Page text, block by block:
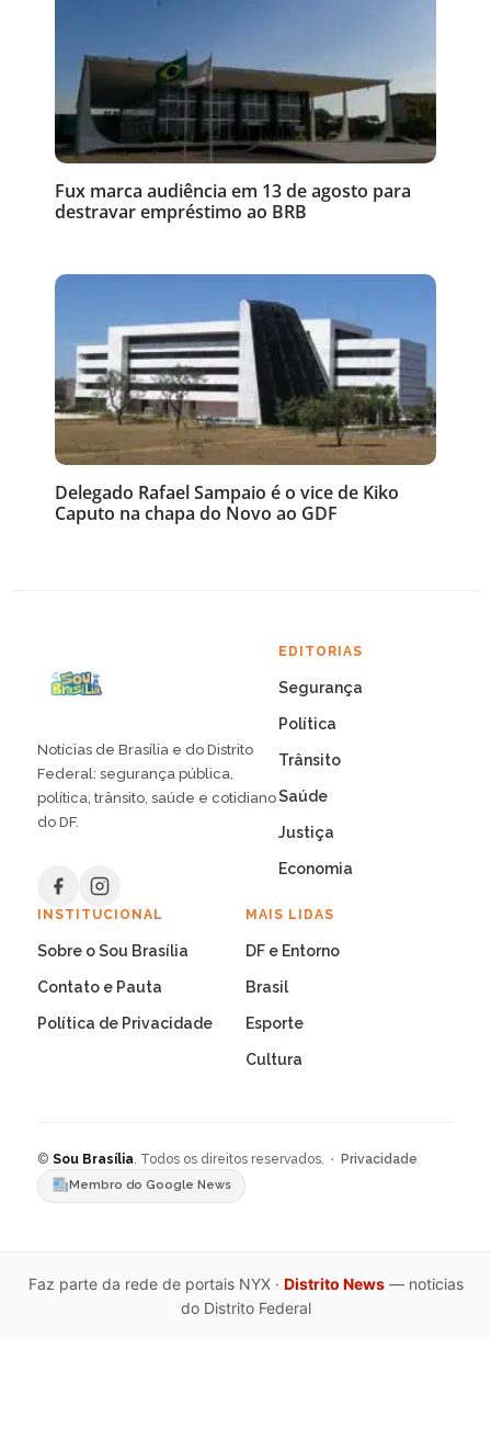
Fux marca audiência em 13 de agosto para
destravar empréstimo ao BRB
Delegado Rafael Sampaio é o vice de Kiko
Caputo na chapa do Novo ao GDF
Notícias de Brasília e do Distrito
Federal: segurança pública,
política, trânsito, saúde e cotidiano
do DF.
EDITORIAS
Segurança
Política
Trânsito
Saúde
Justiça
Economia
INSTITUCIONAL
Sobre o Sou Brasília
Contato e Pauta
Política de Privacidade
MAIS LIDAS
DF e Entorno
Brasil
Esporte
Cultura
© Sou Brasília . Todos os direitos reservados. · Privacidade
Membro do Google News
Faz parte da rede de portais NYX · Distrito News— noticias
do Distrito Federal